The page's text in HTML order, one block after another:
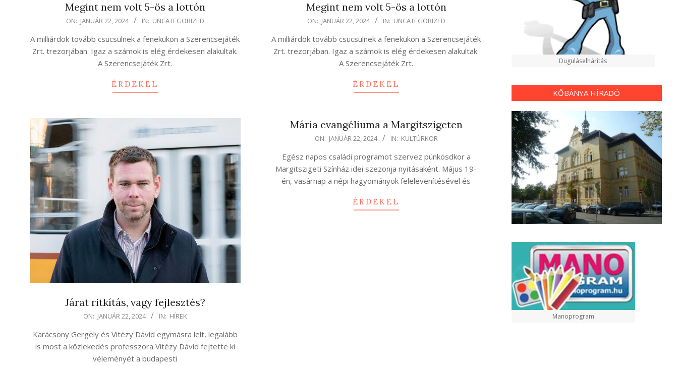
Megint nem volt 5-ös a lottón
22
ON: JANUÁR 22, 2024 IN: UNCATEGORIZED
A milliárdok tovább csücsülnek a fenekükön a Szerencsejáték
Zrt. trezorjában. Igaz a számok is elég érdekesen alakultak.
A Szerencsejáték Zrt.
ÉRDEKEL
Megint nem volt 5-ös a lottón
22
ON: JANUÁR 22, 2024 IN: UNCATEGORIZED
A milliárdok tovább csücsülnek a fenekükön a Szerencsejáték
Zrt. trezorjában. Igaz a számok is elég érdekesen alakultak.
A Szerencsejáték Zrt.
ÉRDEKEL
Járat ritkítás, vagy fejlesztés?
22
ON: JANUÁR 22, 2024 IN: HÍREK
Karácsony Gergely és Vitézy Dávid egymásra lelt, legalább
is most a közlekedés professzora Vitézy Dávid fejtette ki
véleményét a budapesti
Mária evangéliuma a Margitszigeten
ON: JANUÁR 22, 2024 IN: KULTÚRKÖR
Egész napos családi programot szervez pünkösdkor a
Margitszigeti Színház idei szezonja nyitásaként. Május 19-
én, vasárnap a népi hagyományok felelevenítésével és
ÉRDEKEL
Duguláselhárítás
KŐBÁNYA HÍRADÓ
Manoprogram